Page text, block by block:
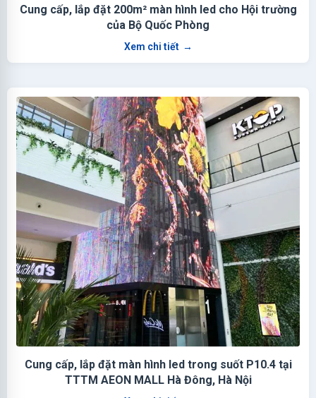
Cung cấp, lắp đặt 200m² màn hình led cho Hội trường
của Bộ Quốc Phòng
Xem chi tiết →
Cung cấp, lắp đặt màn hình led trong suốt P10.4 tại
TTTM AEON MALL Hà Đông, Hà Nội